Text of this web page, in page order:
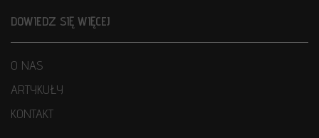
DOWIEDZ SIĘ WIĘCEJ
O NAS
ARTYKUŁY
KONTAKT